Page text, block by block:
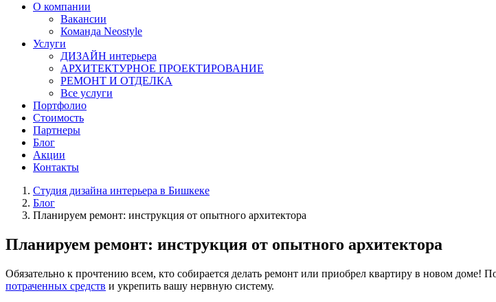
О компании
Вакансии
Команда Neostyle
Услуги
ДИЗАЙН интерьера
АРХИТЕКТУРНОЕ ПРОЕКТИРОВАНИЕ
РЕМОНТ И ОТДЕЛКА
Все услуги
Портфолио
Стоимость
Партнеры
Блог
Акции
Контакты
Студия дизайна интерьера в Бишкеке
Блог
Планируем ремонт: инструкция от опытного архитектора
Планируем ремонт: инструкция от опытного архитектора
Обязательно к прочтению всем, кто собирается делать ремонт или приобрел квартиру в новом доме!
потраченных средств и укрепить вашу нервную систему.